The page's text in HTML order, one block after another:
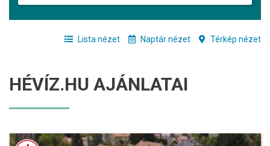
Lista nézet Naptár nézet Térkép nézet
HÉVÍZ.HU AJÁNLATAI